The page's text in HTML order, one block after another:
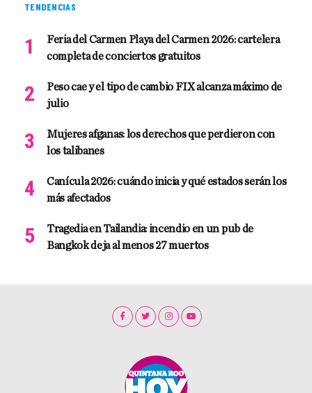
TENDENCIAS
Feria del Carmen Playa del Carmen 2026: cartelera
completa de conciertos gratuitos
Peso cae y el tipo de cambio FIX alcanza máximo de
julio
Mujeres afganas: los derechos que perdieron con
los talibanes
Canícula 2026: cuándo inicia y qué estados serán los
más afectados
Tragedia en Tailandia: incendio en un pub de
Bangkok deja al menos 27 muertos